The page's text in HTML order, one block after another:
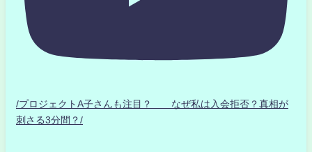
/プロジェクトA子さんも注目？ なぜ私は入会拒否？真相が
刺さる3分間？/